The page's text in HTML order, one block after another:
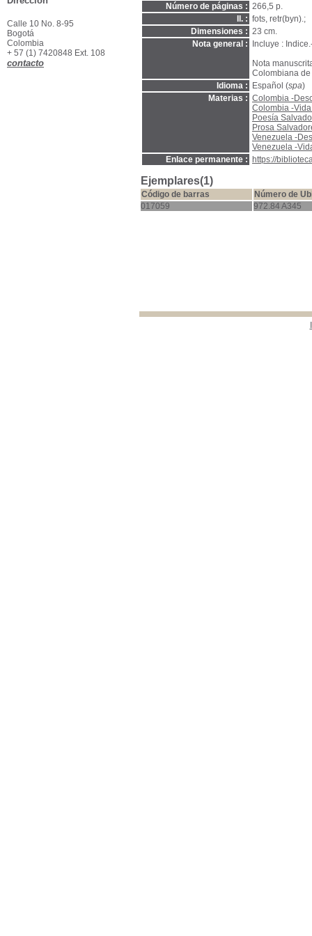
Número de páginas : 266,5 p.
Il. : fots, retr(byn).;
Dimensiones : 23 cm.
Nota general :
Incluye :
Nota
Colombiana
Idioma :
Español (spa)
Materias : Colombia -
Colombia -
Poesía
Prosa
Venezuela -
Venezuela -
Enlace permanente :
https://
Ejemplares(1)
Código de barras
Número de
017059
972.84 A345
Calle 10 No. 8-95
Bogotá
Colombia
+ 57 (1) 7420848 Ext. 108
contacto